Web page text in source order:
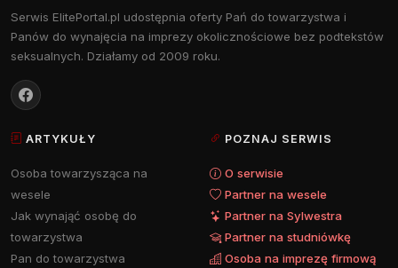
Serwis ElitePortal.pl udostępnia oferty Pań do towarzystwa i
Panów do wynajęcia na imprezy okolicznościowe bez podtekstów
seksualnych. Działamy od 2009 roku.
ARTYKUŁY
Osoba towarzysząca na
wesele
Jak wynająć osobę do
towarzystwa
Pan do towarzystwa
POZNAJ SERWIS
O serwisie
Partner na wesele
Partner na Sylwestra
Partner na studniówkę
Osoba na imprezę firmową